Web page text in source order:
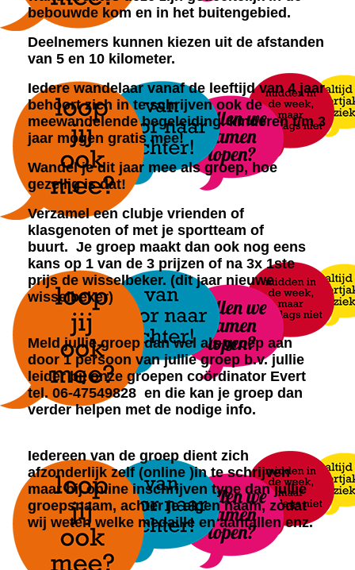
bebouwde kom en in het buitengebied.
Deelnemers kunnen kiezen uit de afstanden
van 5 en 10 kilometer.
Iedere wandelaar vanaf de leeftijd van 4 jaar
behoort zich in te schrijven ook de
meewandelende begeleiding. kinderen t/m 3
jaar mogen gratis mee!
Wandel je dit jaar mee als groep, hoe
gezellig is dat!
Verzamel een clubje vrienden of
klasgenoten of met je sportteam of
buurt. Je groep maakt dan ook nog eens
kans op 1 van de 3 prijzen of na 3x 1ste
prijs de wisselbeker. (dit jaar nieuwe
wisselbeker)
Meld jullie groep dan wel als groep aan
door 1 persoon van jullie groep b.v. jullie
leider bij onze groepen coördinator Evert
tel. 06-47549828 en die kan je groep dan
verder helpen met de nodige info.
Iedereen van de groep dient zich
afzonderlijk zelf (online )in te schrijven
maar bij online inschrijven type dan jullie
groepsnaam, achter je eigen naam, zodat
wij weten welke medaille en aantallen enz.